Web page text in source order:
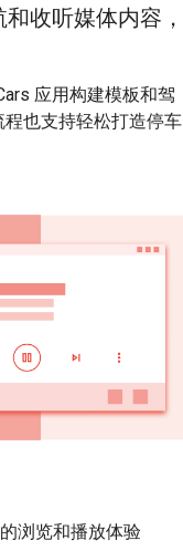
收听媒体内容，
应用构建模板和驾
也支持轻松打造停车
浏览和播放体验